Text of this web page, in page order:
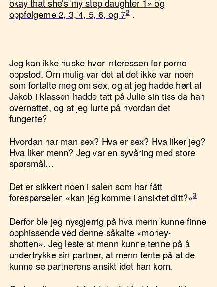
okay that she’s my step daughter 1» og
oppfølgerne 2, 3, 4, 5, 6, og 7 .
Jeg kan ikke huske hvor interessen for porno
oppstod. Om mulig var det at det ikke var noen
som fortalte meg om sex, og at jeg hadde hørt at
Jakob i klassen hadde tatt på Julie sin tiss da han
overnattet, og at jeg lurte på hvordan det
fungerte?
Hvordan har man sex? Hva er sex? Hva liker jeg?
Hva liker menn? Jeg var en syvåring med store
spørsmål…
Det er sikkert noen i salen som har fått
forespørselen «kan jeg komme i ansiktet ditt?»
Derfor ble jeg nysgjerrig på hva menn kunne finne
opphissende ved denne såkalte «money-
shotten». Jeg leste at menn kunne tenne på å
undertrykke sin partner, at menn tente på at de
kunne se partnerens ansikt idet han kom.